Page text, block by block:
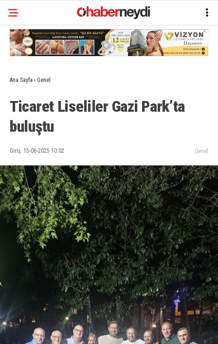
Ana Sayfa › Genel
Ticaret Liseliler Gazi Park’ta
buluştu
Giriş: 15-06-2025 10:02 Genel